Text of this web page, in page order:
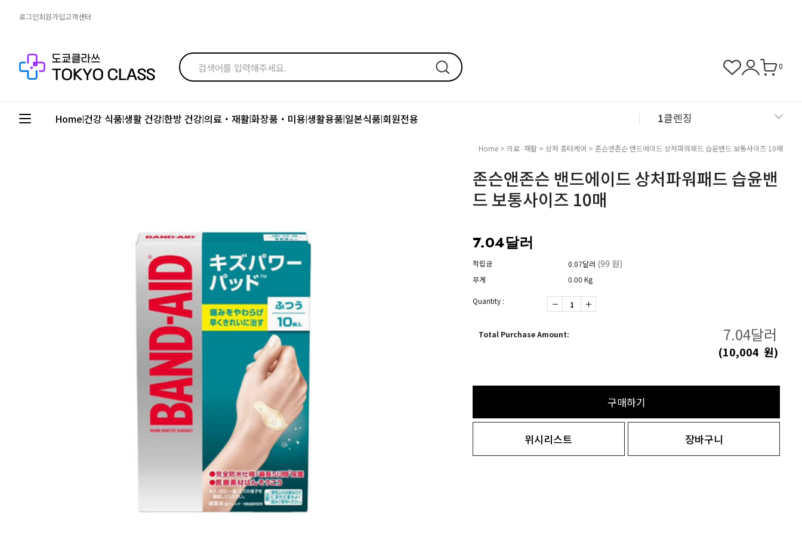
로그인회원가입고객센터
0
Home|건강 식품|생활 건강|한방 건강|의료・재활|화장품・미용|생활용품|일본식품|회원전용 1클렌징
2샴푸
3 근육관절
Home > 의료·재활 > 상처 흉터케어 > 존슨앤존슨 밴드에이드 상처파워패드 습윤밴드 보통사이즈 10매
존슨앤존슨 밴드에이드 상처파워패드 습윤밴
드 보통사이즈 10매
7.04달러
적립금 0.07달러 (99 원)
무게 0.00 Kg
Quantity :
Total Purchase Amount: 7.04달러
(10,004 원)
구매하기
위시리스트 장바구니